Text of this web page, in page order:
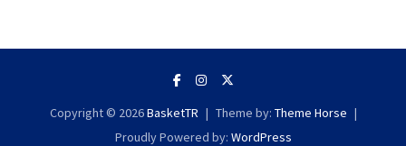
Copyright © 2026BasketTR Theme by: Theme Horse
Proudly Powered by: WordPress